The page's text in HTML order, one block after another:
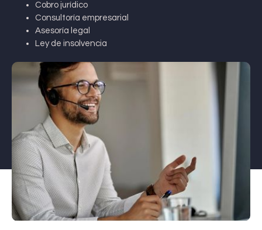
Cobro jurídico
Consultoría empresarial
Asesoría legal
Ley de insolvencia